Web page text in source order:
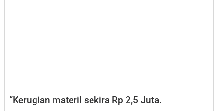
“Kerugian materil sekira Rp 2,5 Juta.